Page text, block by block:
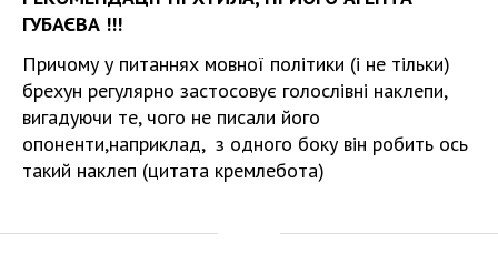
ГУБАЄВА !!!
Причому у питаннях мовної політики (і не тільки)
брехун регулярно застосовує голослівні наклепи,
вигадуючи те, чого не писали його
опоненти,наприклад, з одного боку він робить ось
такий наклеп (цитата кремлебота)